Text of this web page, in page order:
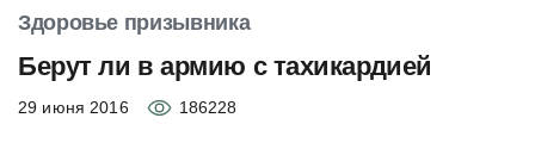
Здоровье призывника
Берут ли в армию с тахикардией
29 июня 2016 186228